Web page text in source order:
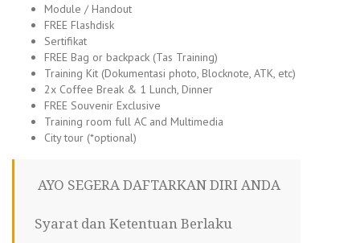
Module / Handout
FREE Flashdisk
Sertifikat
FREE Bag or backpack (Tas Training)
Training Kit (Dokumentasi photo, Blocknote, ATK, etc)
2x Coffee Break & 1 Lunch, Dinner
FREE Souvenir Exclusive
Training room full AC and Multimedia
City tour (*optional)
AYO SEGERA DAFTARKAN DIRI ANDA
Syarat dan Ketentuan Berlaku